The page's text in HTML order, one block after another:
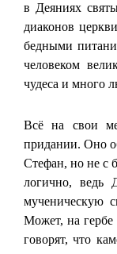
в Деяниях
диаконов
бедными
человеком
чудеса и много
Всё на свои
придании. Оно
Стефан, но не с
логично, ведь
мученическую
Может, на гербе
говорят, что